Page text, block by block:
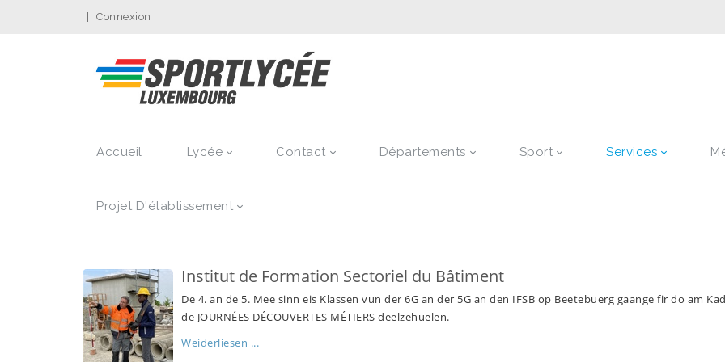
Connexion
Accueil Lycée Contact Départements Sport Services
Projet D'établissement
Institut de Formation Sectoriel du Bâtiment
De 4. an de 5. Mee sinn eis Klassen vun der 6G an der 5G an den IFSB op Beetebuerg gaange fir do am
de JOURNÉES DÉCOUVERTES MÉTIERS deelzehuelen.
Weiderliesen ...